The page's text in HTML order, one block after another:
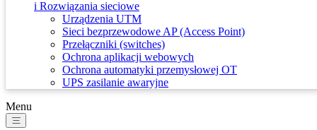
i Rozwiązania sieciowe
Urządzenia UTM
Sieci bezprzewodowe AP (Access Point)
Przełączniki (switches)
Ochrona aplikacji webowych
Ochrona automatyki przemysłowej OT
UPS zasilanie awaryjne
Menu